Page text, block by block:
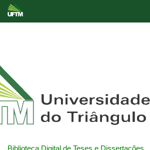
Biblioteca Digital de Teses e Dissertações